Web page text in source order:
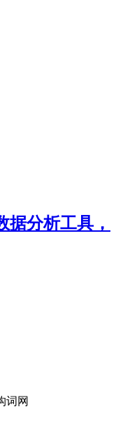
据分析工具，